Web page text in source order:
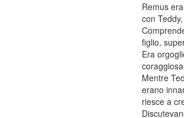
Remus
con
figlio,
Era
Mentre
erano
riesce a